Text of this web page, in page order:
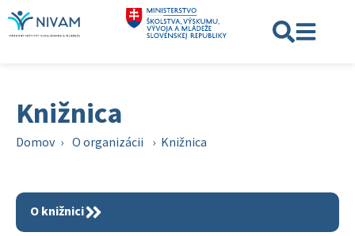
Knižnica
Domov › O organizácii › Knižnica
O knižnici